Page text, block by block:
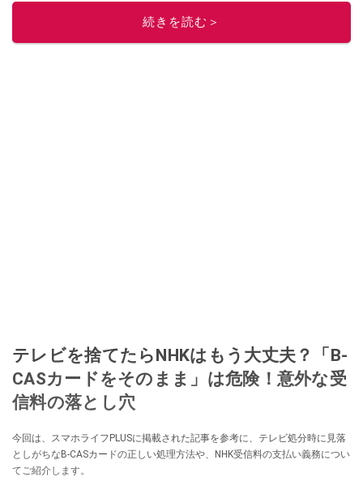
続きを読む＞
テレビを捨てたらNHKはもう大丈夫？「B-
CASカードをそのまま」は危険！意外な受
信料の落とし穴
今回は、スマホライフPLUSに掲載された記事を参考に、テレビ処分時に見落
としがちなB-CASカードの正しい処理方法や、NHK受信料の支払い義務につい
てご紹介します。